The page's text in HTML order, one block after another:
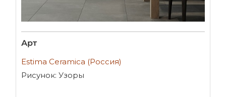
Арт
Estima Ceramica (Россия)
Рисунок: Узоры